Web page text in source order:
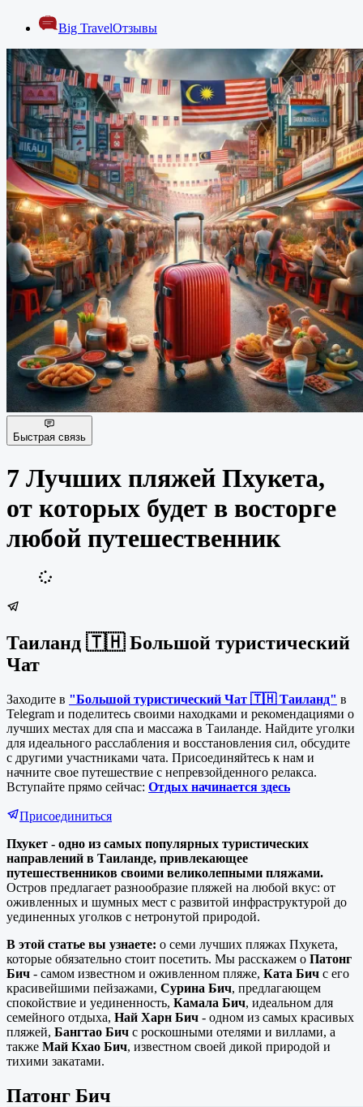
Big TravelОтзывы
Быстрая связь
7 Лучших пляжей Пхукета,
от которых будет в восторге
любой путешественник
Таиланд 🇹🇭 Большой туристический
Чат
Заходите в "Большой туристический Чат 🇹🇭 Таиланд" в
Telegram и поделитесь своими находками и рекомендациями о
лучших местах для спа и массажа в Таиланде. Найдите уголки
для идеального расслабления и восстановления сил, обсудите
с другими участниками чата. Присоединяйтесь к нам и
начните свое путешествие с непревзойденного релакса.
Вступайте прямо сейчас: Отдых начинается здесь
Присоединиться
Пхукет - одно из самых популярных туристических
направлений в Таиланде, привлекающее
путешественников своими великолепными пляжами.
Остров предлагает разнообразие пляжей на любой вкус: от
оживленных и шумных мест с развитой инфраструктурой до
уединенных уголков с нетронутой природой.
В этой статье вы узнаете: о семи лучших пляжах Пхукета,
которые обязательно стоит посетить. Мы расскажем о Патонг
Бич - самом известном и оживленном пляже, Ката Бич с его
красивейшими пейзажами, Сурина Бич, предлагающем
спокойствие и уединенность, Камала Бич, идеальном для
семейного отдыха, Най Харн Бич - одном из самых красивых
пляжей, Бангтао Бич с роскошными отелями и виллами, а
также Май Кхао Бич, известном своей дикой природой и
тихими закатами.
Патонг Бич